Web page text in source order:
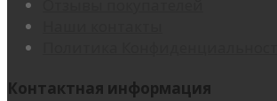
Контактная информация